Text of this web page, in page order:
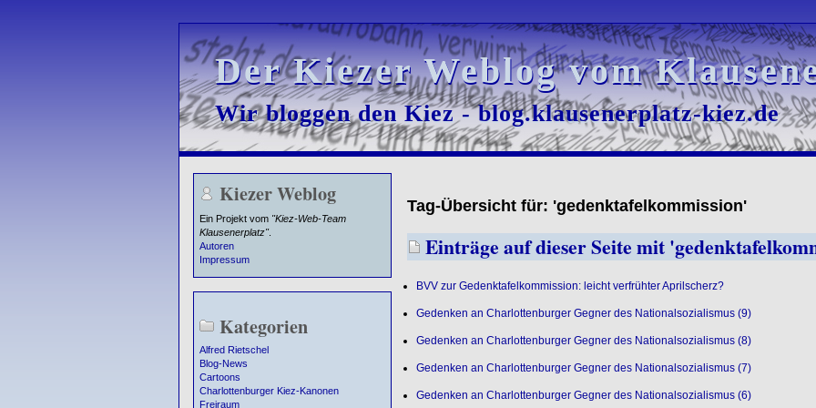
Der Kiezer Weblog vom
Der Kiezer Weblog vom
Wir bloggen den Kiez - blog.klausenerplatz-kiez.de
Wir bloggen den Kiez - blog.klausenerplatz-kiez.de
Kiezer Weblog
Ein Projekt vom "Kiez-Web-Team
Klausenerplatz".
Autoren
Impressum
Kategorien
Alfred Rietschel
Blog-News
Cartoons
Charlottenburger Kiez-Kanonen
Freiraum
Tag-Übersicht für: 'gedenktafelkommission'
Einträge auf dieser Seite mit
BVV zur Gedenktafelkommission: leicht verfrühter Aprilscherz?
Gedenken an Charlottenburger Gegner des Nationalsozialismus (9)
Gedenken an Charlottenburger Gegner des Nationalsozialismus (8)
Gedenken an Charlottenburger Gegner des Nationalsozialismus (7)
Gedenken an Charlottenburger Gegner des Nationalsozialismus (6)